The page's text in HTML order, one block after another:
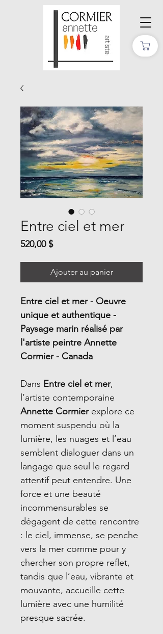
Entre ciel et mer
520,00 $Prix
Ajouter au panier
Entre ciel et mer - Oeuvre
unique et authentique -
Paysage marin réalisé par
l'artiste peintre Annette
Cormier - Canada
Dans Entre ciel et mer,
l’artiste contemporaine
Annette Cormierexplore ce
moment suspendu où la
lumière, les nuages et l’eau
semblent dialoguer dans un
langage que seul le regard
attentif peut entendre. Une
force et une beauté
incommensurables se
dégagent de cette rencontre
: le ciel, immense, se penche
vers la mer comme pour y
chercher son propre reflet,
tandis que l’eau, vibrante et
mouvante, accueille cette
lumière avec une humilité
presque sacrée.